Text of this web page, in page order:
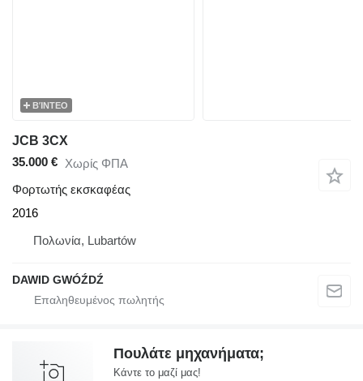
ΒΊΝΤΕΟ
JCB 3CX
35.000 € Χωρίς ΦΠΑ
Φορτωτής εκσκαφέας
2016
Πολωνία, Lubartów
DAWID GWÓŹDŹ
Πουλάτε μηχανήματα;
Κάντε το μαζί μας!